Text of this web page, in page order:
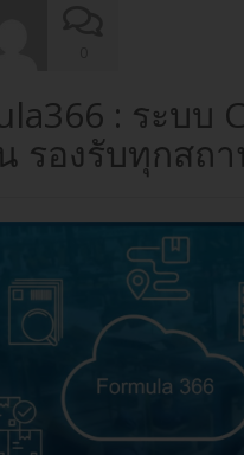
: ระบบ
รองรับทุกสถ